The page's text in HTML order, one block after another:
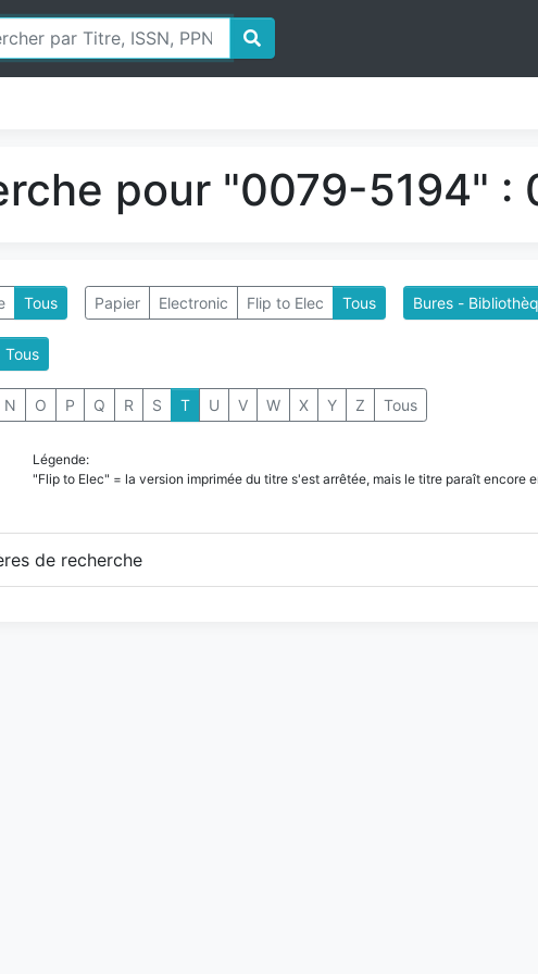
pour "0079-5194" :
Tous Papier Electronic Flip to Elec Tous Bures -
Tous
N O P Q R S T U V W X Y Z Tous
Légende:
"Flip to Elec" = la version imprimée du titre s'est arrêtée, mais le titre paraît encore
de recherche